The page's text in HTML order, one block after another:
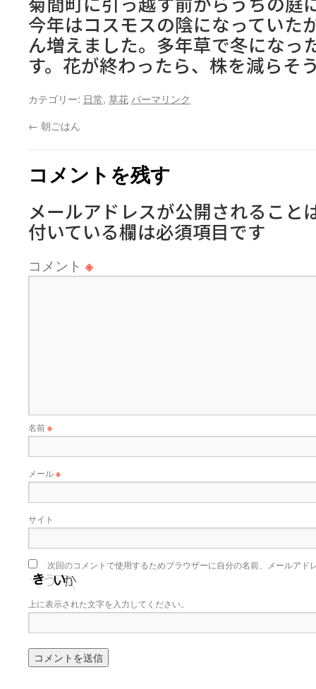
今年はコスモスの陰になっていた
ん増えました。多年草で冬になっ
す。花が終わったら、株を減らそ
カテゴリー: 日常, 草花 パーマリンク
← 朝ごはん
コメントを残す
メールアドレスが公開されること
付いている欄は必須項目です
コメント ※
名前※
メール※
サイト
次回のコメントで使用するためブラウザーに自分の名前、メールアド
上に表示された文字を入力してください。